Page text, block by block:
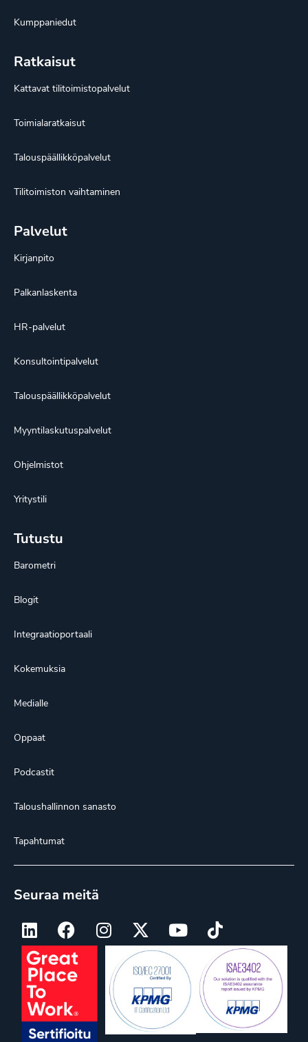
Kumppaniedut
Ratkaisut
Kattavat tilitoimistopalvelut
Toimialaratkaisut
Talouspäällikköpalvelut
Tilitoimiston vaihtaminen
Palvelut
Kirjanpito
Palkanlaskenta
HR-palvelut
Konsultointipalvelut
Talouspäällikköpalvelut
Myyntilaskutuspalvelut
Ohjelmistot
Yritystili
Tutustu
Barometri
Blogit
Integraatioportaali
Kokemuksia
Medialle
Oppaat
Podcastit
Taloushallinnon sanasto
Tapahtumat
Seuraa meitä